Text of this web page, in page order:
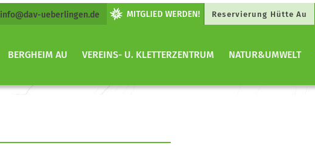
info@dav-ueberlingen.de Reservierung Hütte Au
BERGHEIM AU VEREINS- U. KLETTERZENTRUM NATUR&UMWELT